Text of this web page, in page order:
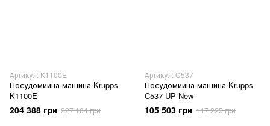
Артикул: K1100E
Посудомийна машина Krupps
K1100E
204 388 грн 227 104 грн
Артикул: C537
Посудомийна машина Krupps
C537 UP New
105 503 грн 117 225 грн